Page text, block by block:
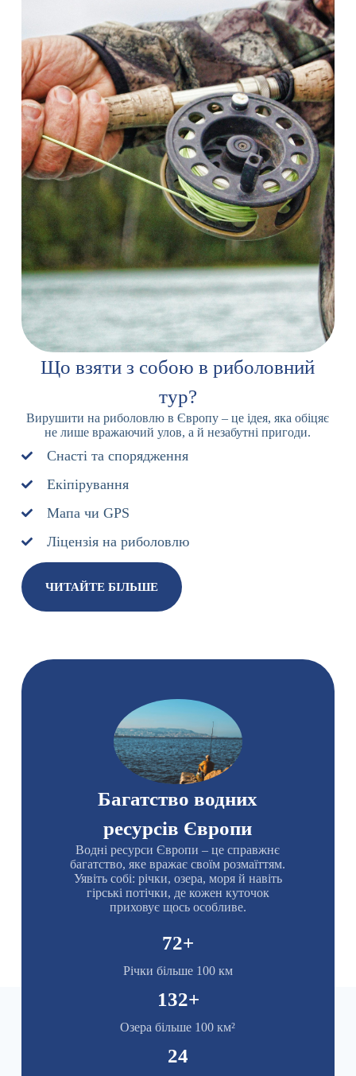
Що взяти з собою в риболовний
тур?
Вирушити на риболовлю в Європу – це ідея, яка обіцяє
не лише вражаючий улов, а й незабутні пригоди.
Снасті та спорядження
Екіпірування
Мапа чи GPS
Ліцензія на риболовлю
ЧИТАЙТЕ БІЛЬШЕ
Багатство водних
ресурсів Європи
Водні ресурси Європи – це справжнє
багатство, яке вражає своїм розмаїттям.
Уявіть собі: річки, озера, моря й навіть
гірські потічки, де кожен куточок
приховує щось особливе.
Річки більше 100 км
72+
Озера більше 100 км²
132+
24